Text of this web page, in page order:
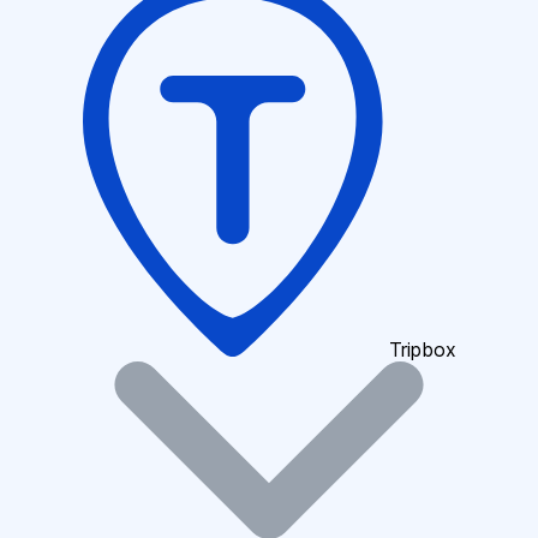
Tripbox